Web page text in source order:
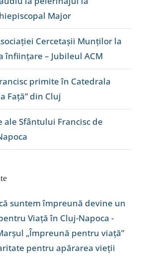
Major
Cercetașii Munților la
înființare – Jubileul ACM
primite în Catedrala
Față” din Cluj
ale Sfântului Francisc de
suntem împreună devine un
Viață în Cluj-Napoca -
„Împreună pentru viață”
pentru apărarea vieții